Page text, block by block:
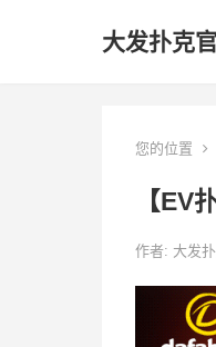
大发扑克
您的位置
【EV
作者: 大发